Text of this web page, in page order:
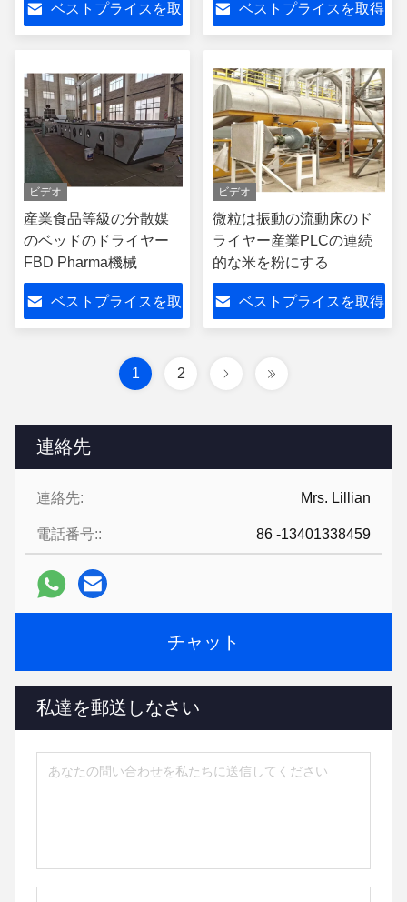
連絡先
連絡先: Mrs. Lillian
電話番号:: 86 -13401338459
チャット
私達を郵送しなさい
ベストプライスを取
ベストプライスを取得
ビデオ
産業食品等級の分散媒
のベッドのドライヤー
FBD Pharma機械
ベストプライスを取
ビデオ
微粒は振動の流動床のド
ライヤー産業PLCの連続
的な米を粉にする
ベストプライスを取得
1 2